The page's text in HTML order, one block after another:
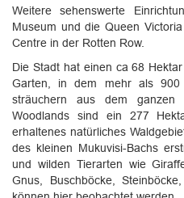
Weitere sehenswerte
Museum und die Queen
Centre in der Rotten Row.
Die Stadt hat einen ca 68
Garten, in dem mehr als
sträuchern aus dem ganzen
Woodlands sind ein 277
erhaltenes natürliches
des kleinen Mukuvisi-Bachs
und wilden Tierarten wie
Gnus, Buschböcke,